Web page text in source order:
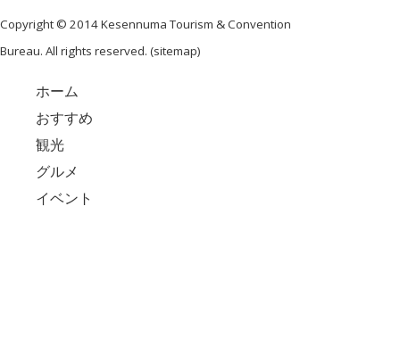
Copyright © 2014 Kesennuma Tourism & Convention
Bureau. All rights reserved. (sitemap)
ホーム
おすすめ
観光
グルメ
イベント